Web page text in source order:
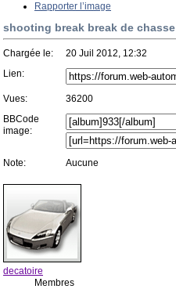
Rapporter l’image
shooting break break de chasse
Chargée le:
20 Juil 2012, 12:32
Lien:
Vues:
36200
BBCode
image:
Note: Aucune
decatoire
Membres